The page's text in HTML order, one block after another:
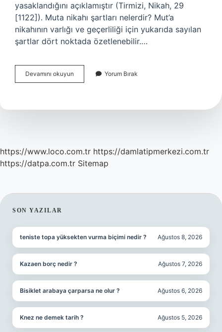
yasaklandığını açıklamıştır (Tirmizi, Nikah, 29
[1122]). Muta nikahı şartları nelerdir? Mut’a
nikahının varlığı ve geçerliliği için yukarıda sayılan
şartlar dört noktada özetlenebilir.…
Devamını okuyun
Nikahı
Yorum Bırak
https://www.loco.com.tr https://damlatipmerkezi.com.tr
https://datpa.com.tr Sitemap
SIDEBAR
SON YAZILAR
teniste topa yüksekten vurma biçimi nedir ? Ağustos 8, 2026
Kazaen borç nedir ? Ağustos 7, 2026
Bisiklet arabaya çarparsa ne olur ? Ağustos 6, 2026
Knez ne demek tarih ? Ağustos 5, 2026